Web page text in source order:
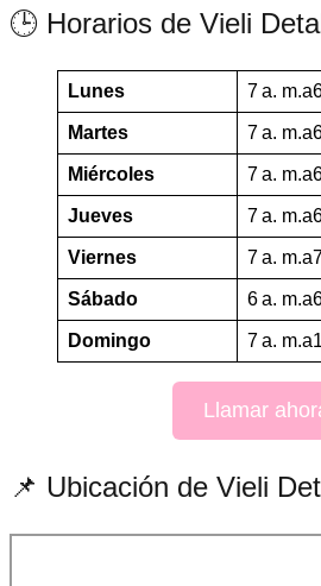
🕒 Horarios de Vieli
Lunes 7 a.
Martes 7 a.
Miércoles 7 a.
Jueves 7 a.
Viernes 7 a.
Sábado 6 a.
Domingo 7 a.
Llamar
📌 Ubicación de Vieli